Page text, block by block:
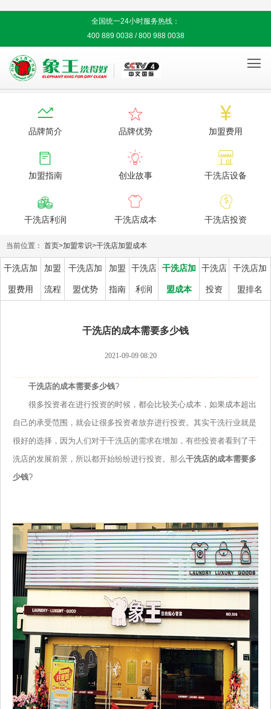
全国统一24小时服务热线：
400 889 0038 / 800 988 0038


品牌简介

品牌优势

加盟费用

加盟指南

创业故事

干洗店设备

干洗店利润

干洗店成本

干洗店投资
当前位置： 首页>加盟常识>干洗店加盟成本
干洗店加
盟费用
加盟
流程
干洗店加
盟优势
加盟
指南
干洗店
利润
干洗店加
盟成本
干洗店
投资
干洗店加
盟排名
干洗店的成本需要多少钱
2021-09-09 08:20
干洗店的成本需要多少钱?
很多投资者在进行投资的时候，都会比较关心成本，如果成本超出
自己的承受范围，就会让很多投资者放弃进行投资。其实干洗行业就是
很好的选择，因为人们对于干洗店的需求在增加，有些投资者看到了干
洗店的发展前景，所以都开始纷纷进行投资。那么干洗店的成本需要多
少钱?